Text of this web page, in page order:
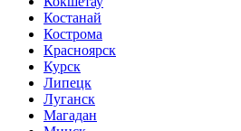
Костанай
Кострома
Красноярск
Курск
Липецк
Луганск
Магадан